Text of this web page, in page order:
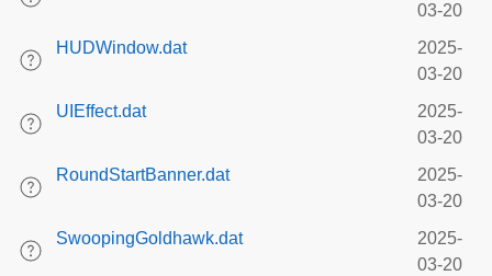
03-20
HUDWindow.dat
2025-
03-20
UIEffect.dat
2025-
03-20
RoundStartBanner.dat
2025-
03-20
SwoopingGoldhawk.dat
2025-
03-20